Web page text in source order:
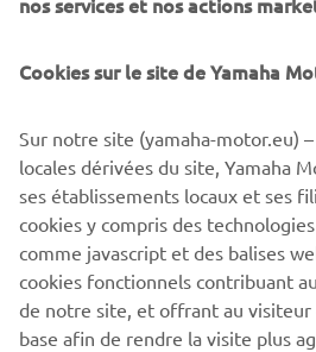
Peut-être qu’un jour je placerai une
côté de ma Ténéré 700. J’aime
d’actualité.
DÉCOUVREZ LA
Cookies sur le site de Yamaha
Sur notre site (yamaha-motor.eu)
locales dérivées du site, Yamaha
ses établissements locaux et ses
cookies y compris des
comme javascript et des balises
cookies fonctionnels contribuant
de notre site, et offrant au
base afin de rendre la visite plus